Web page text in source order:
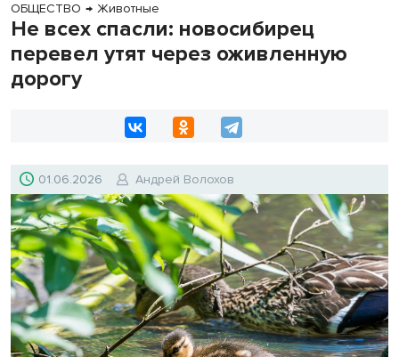
ОБЩЕСТВО → Животные
Не всех спасли: новосибирец
перевел утят через оживленную
дорогу
01.06.2026 Андрей Волохов